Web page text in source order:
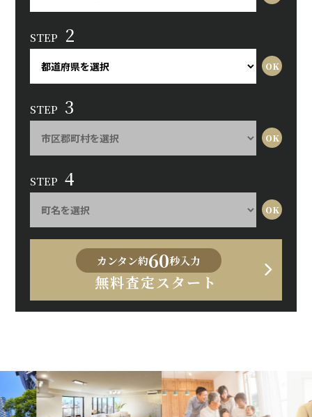
STEP 2
STEP 3
STEP 4
カンタン約60秒入力
無料査定スタート